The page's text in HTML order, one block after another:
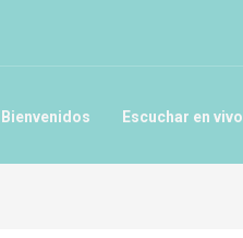
Bienvenidos Escuchar en vivo